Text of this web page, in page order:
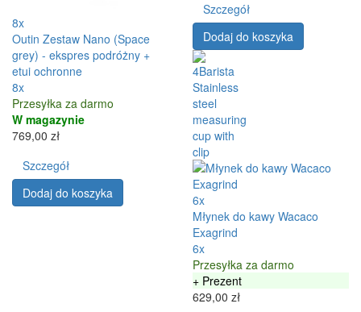
8x
Outin Zestaw Nano (Space
grey) - ekspres podróżny +
etui ochronne
8x
Przesyłka za darmo
W magazynie
769,00 zł
Szczegół
Dodaj do koszyka
Szczegół
Dodaj do koszyka
6x
Młynek do kawy Wacaco
Exagrind
6x
Przesyłka za darmo
+ Prezent
629,00 zł